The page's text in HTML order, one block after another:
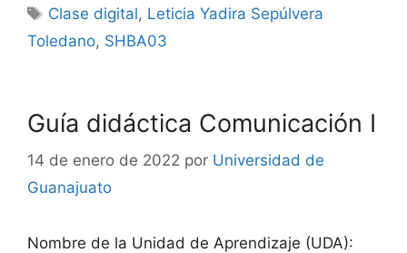
Etiquetas
Clase digital, Leticia Yadira Sepúlvera
Toledano, SHBA03
Guía didáctica Comunicación I
14 de enero de 2022 por Universidad de
Guanajuato
Nombre de la Unidad de Aprendizaje (UDA):